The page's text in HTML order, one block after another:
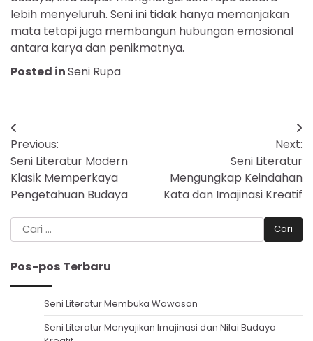
lebih menyeluruh. Seni ini tidak hanya memanjakan
mata tetapi juga membangun hubungan emosional
antara karya dan penikmatnya.
Posted inSeni Rupa
Navigasi
pos
Previous:
Seni Literatur Modern
Klasik Memperkaya
Pengetahuan Budaya
Next:
Seni Literatur
Mengungkap Keindahan
Kata dan Imajinasi Kreatif
Cari
untuk:
Pos-pos Terbaru
Seni Literatur Membuka Wawasan
Seni Literatur Menyajikan Imajinasi dan Nilai Budaya